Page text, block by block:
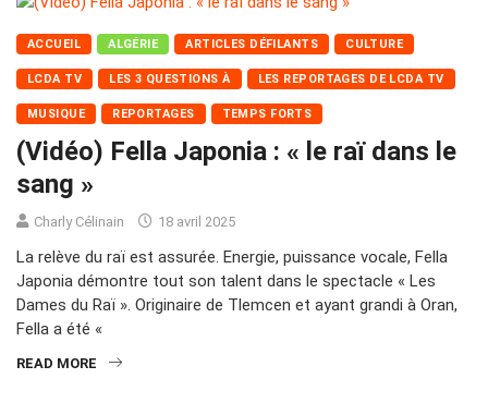
ACCUEIL ALGÉRIE ARTICLES DÉFILANTS CULTURE
LCDA TV LES 3 QUESTIONS À LES REPORTAGES DE LCDA TV
MUSIQUE REPORTAGES TEMPS FORTS
(Vidéo) Fella Japonia : « le raï dans le
sang »
Charly Célinain 18 avril 2025
La relève du raï est assurée. Energie, puissance vocale, Fella
Japonia démontre tout son talent dans le spectacle « Les
Dames du Raï ». Originaire de Tlemcen et ayant grandi à Oran,
Fella a été «
READ MORE